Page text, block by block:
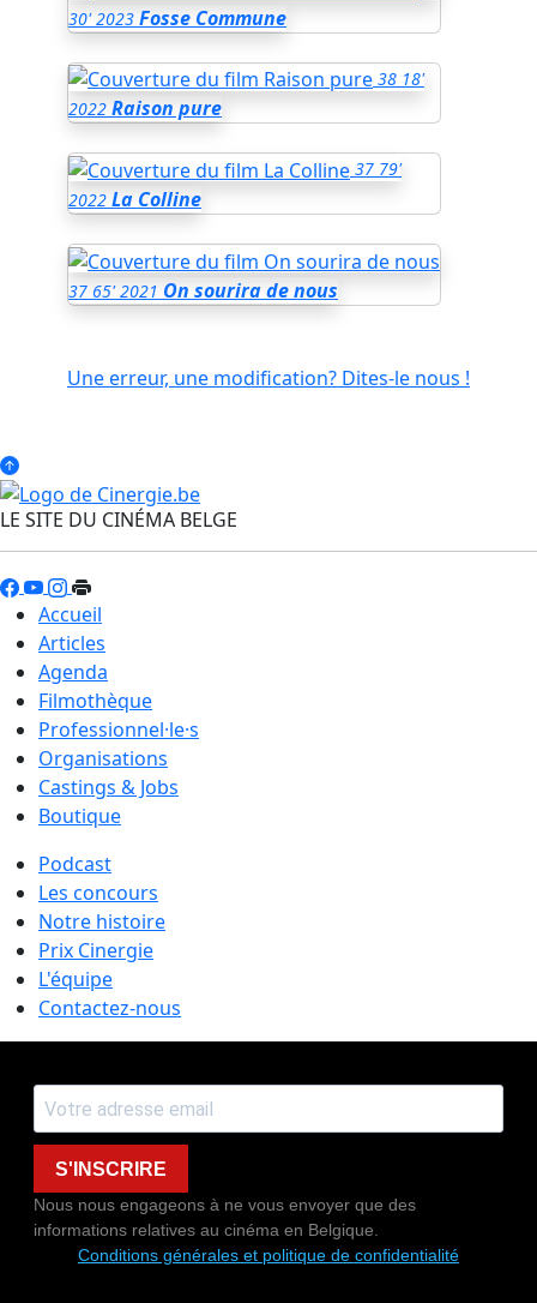
30' 2023 Fosse Commune
38 18'
2022 Raison pure
37 79'
2022 La Colline
37 65' 2021 On sourira de nous
Une erreur, une modification? Dites-le nous !
LE SITE DU CINÉMA BELGE
Accueil
Articles
Agenda
Filmothèque
Professionnel·le·s
Organisations
Castings & Jobs
Boutique
Podcast
Les concours
Notre histoire
Prix Cinergie
L'équipe
Contactez-nous
S'INSCRIRE
Nous nous engageons à ne vous envoyer que des
informations relatives au cinéma en Belgique.
Conditions générales et politique de confidentialité